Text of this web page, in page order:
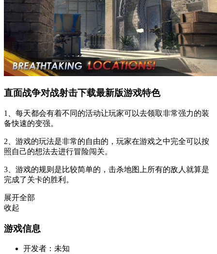
直面战争对战射击下载最新版游戏特色
1、每天都会有着不同的活动让玩家可以去领取非常强力的装
备快速的变强。
2、游戏的玩法是非常的自由的，玩家在游戏之中完全可以按
照自己的想法去进行冒险闯关。
3、游戏的规则是比较简单的，击杀地图上所有的敌人就算是
完成了关卡的胜利。
展开全部
收起
游戏信息
开发者： 未知